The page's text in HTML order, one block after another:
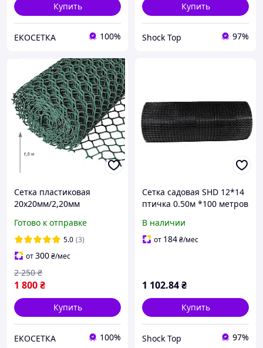
Купить
ЕКОСЕТКА 100%
Купить
Shock Top 97%
Сетка пластиковая
20х20мм/2,20мм
Готово к отправке
5.0 (3)
от300₴/мес
1 800₴
2 250 ₴
Купить
ЕКОСЕТКА 100%
Сетка садовая SHD 12*14
птичка 0.50м *100 метров
пластиковая
В наличии
от 184₴/мес
1 102.84₴
Купить
Shock Top 97%